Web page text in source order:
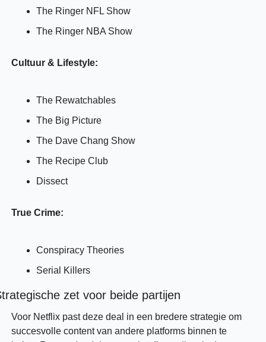
The Ringer NFL Show
The Ringer NBA Show
Cultuur & Lifestyle:
The Rewatchables
The Big Picture
The Dave Chang Show
The Recipe Club
Dissect
True Crime:
Conspiracy Theories
Serial Killers
zet voor beide partijen
Voor Netflix past deze deal in een bredere strategie om
succesvolle content van andere platforms binnen te